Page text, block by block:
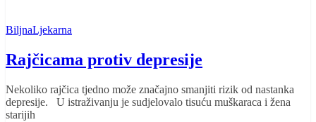
BiljnaLjekarna
Rajčicama protiv depresije
Nekoliko rajčica tjedno može značajno smanjiti rizik od nastanka
depresije. U istraživanju je sudjelovalo tisuću muškaraca i žena
starijih